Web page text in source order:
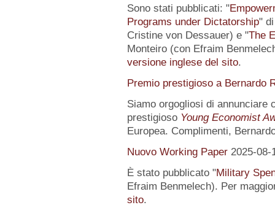
Sono stati pubblicati: "
Programs under Dictatorship"
Cristine von Dessauer) e "The
Monteiro (con Efraim
versione inglese del sito.
Premio prestigioso a Bernardo
Siamo orgogliosi di annunciare
prestigioso Young Economist
Europea. Complimenti,
Nuovo Working Paper 2025-08-
È stato pubblicato "Military
Efraim Benmelech). Per
sito.